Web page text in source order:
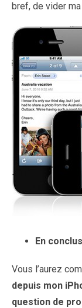
bref, de vider
En
Vous l’aurez
depuis mon
question de